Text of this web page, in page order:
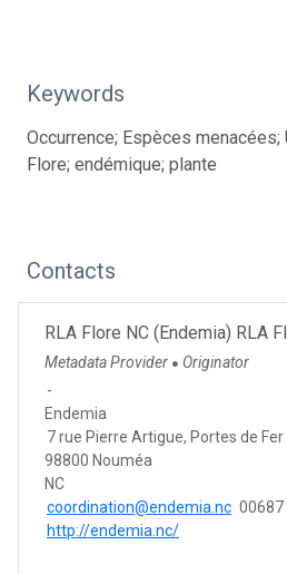
Keywords
Occurrence; Espèces menacées;
Flore; endémique; plante
Contacts
RLA Flore NC (Endemia) RLA
Metadata Provider ● Originator
-
Endemia
7 rue Pierre Artigue, Portes de Fer
98800 Nouméa
NC
coordination@endemia.nc 00687
http://endemia.nc/